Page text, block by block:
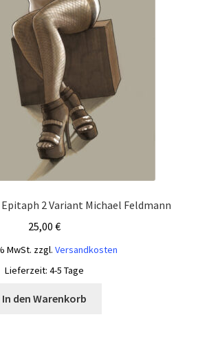
2 Variant Michael Feldmann
25,00 €
MwSt. zzgl. Versandkosten
Lieferzeit: 4-5 Tage
In den Warenkorb